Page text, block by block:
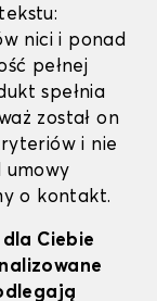
nici i ponad
pełnej
spełnia
został on
i nie
umowy
o kontakt.
Ciebie